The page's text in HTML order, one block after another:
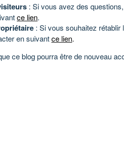
: Si vous avez des
ce lien.
: Si vous souhaitez rétablir
en suivantce lien.
ce blog pourra être de nouveau